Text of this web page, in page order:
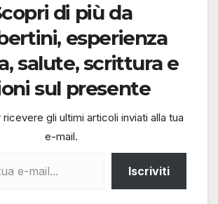
di più da
esperienza
salute, scrittura e
sul presente
gli ultimi articoli inviati alla tua
e-mail.
Iscriviti